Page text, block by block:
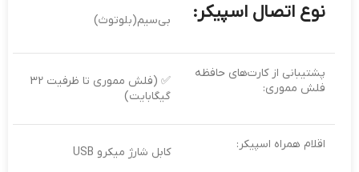
نوع اتصال اسپیکر: بی‌سیم(بلوتوث)
پشتیبانی از کارت‌های حافظه
فلش مموری:
✅ (فلش مموری تا ظرفیت 32
گیگابایت)
اقلام همراه اسپیکر:
کابل شارژ میکرو USB